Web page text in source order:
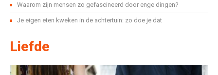
Waarom zijn mensen zo gefascineerd door enge dingen?
Je eigen eten kweken in de achtertuin: zo doe je dat
Liefde